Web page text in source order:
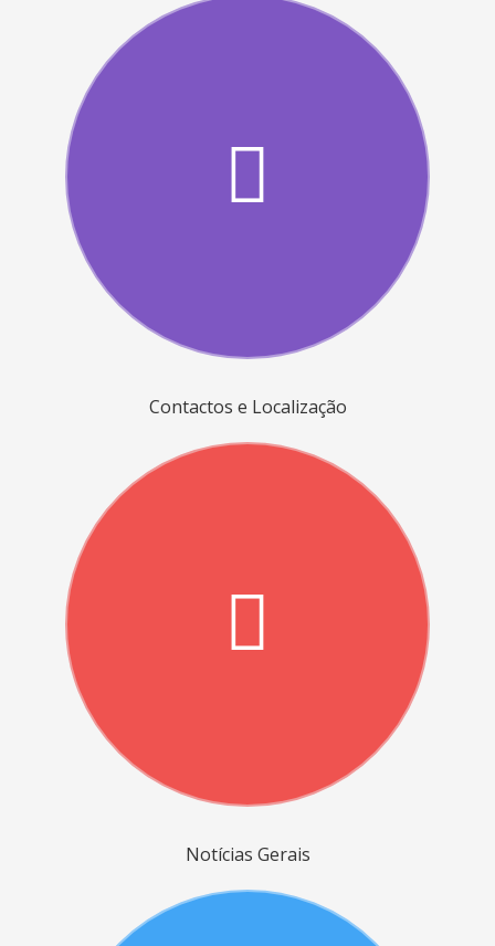
Contactos e Localização
Notícias Gerais